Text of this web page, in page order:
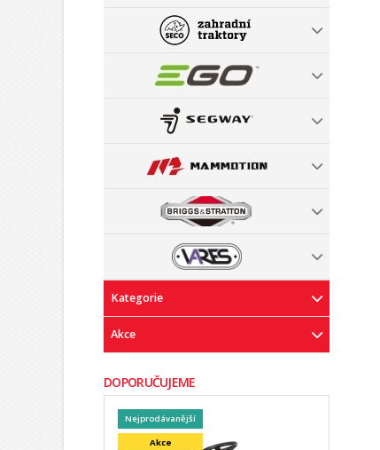
Kategorie
Akce
DOPORUČUJEME
Nejprodávanější
Akce